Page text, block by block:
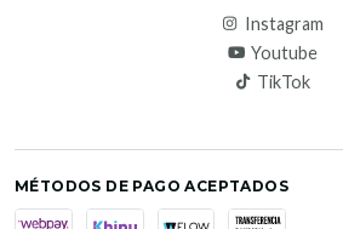
Instagram
Youtube
TikTok
MÉTODOS DE PAGO ACEPTADOS